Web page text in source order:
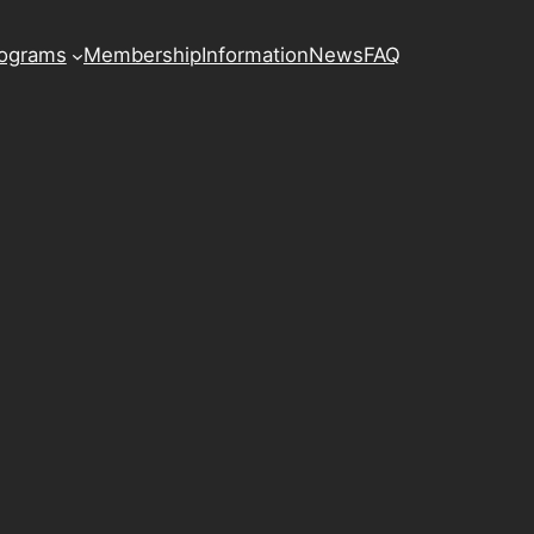
MembershipInformationNewsFAQ